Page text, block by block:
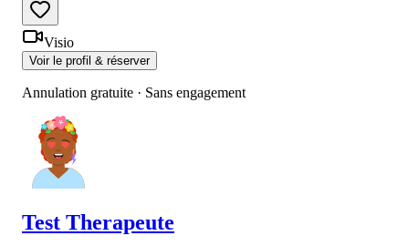
Visio
Voir le profil & réserver
Annulation gratuite · Sans engagement
Test Therapeute